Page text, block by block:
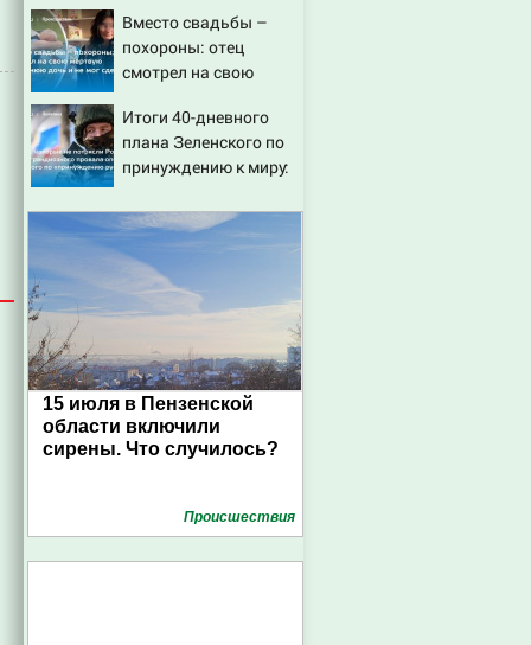
Вместо свадьбы –
похороны: отец
смотрел на свою
дочь и не мог
сдержать слезы
Итоги 40-дневного
плана Зеленского по
принуждению к миру:
полный разбор
провала операции
Украины от военкора
Коца
15 июля в Пензенской
области включили
сирены. Что случилось?
Проиcшествия